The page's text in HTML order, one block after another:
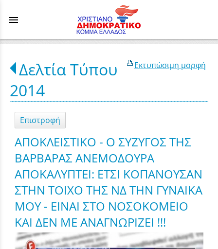
menu
Εκτυπώσιμη μορφή
Δελτία Τύπου
2014
Επιστροφή
ΑΠΟΚΛΕΙΣΤΙΚΟ - Ο ΣΥΖΥΓΟΣ ΤΗΣ
ΒΑΡΒΑΡΑΣ ΑΝΕΜΟΔΟΥΡΑ
ΑΠΟΚΑΛΥΠΤΕΙ: ΕΤΣΙ ΚΟΠΑΝΟΥΣΑΝ
ΣΤΗΝ ΤΟΙΧΟ ΤΗΣ ΝΔ ΤΗΝ ΓΥΝΑΙΚΑ
ΜΟΥ - ΕΙΝΑΙ ΣΤΟ ΝΟΣΟΚΟΜΕΙΟ
ΚΑΙ ΔΕΝ ΜΕ ΑΝΑΓΝΩΡΙΖΕΙ !!!